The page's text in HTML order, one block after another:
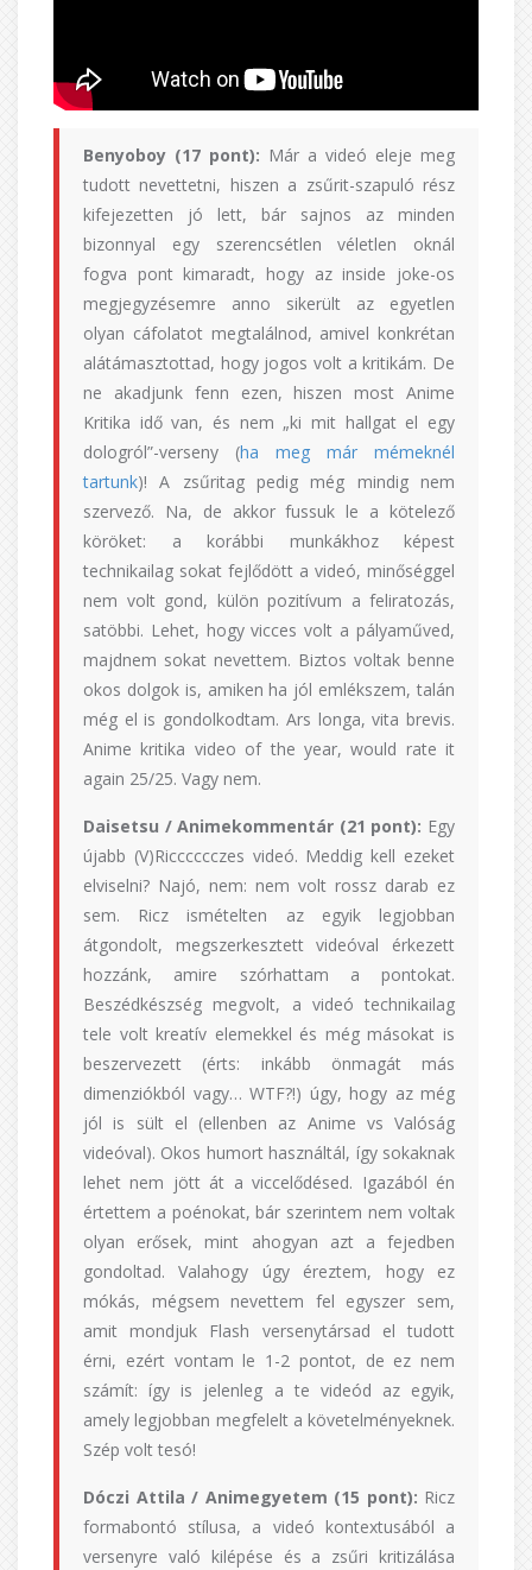
Benyoboy (17 pont): Már a videó eleje meg
tudott nevettetni, hiszen a zsűrit-szapuló rész
kifejezetten jó lett, bár sajnos az minden
bizonnyal egy szerencsétlen véletlen oknál
fogva pont kimaradt, hogy az inside joke-os
megjegyzésemre anno sikerült az egyetlen
olyan cáfolatot megtalálnod, amivel konkrétan
alátámasztottad, hogy jogos volt a kritikám. De
ne akadjunk fenn ezen, hiszen most Anime
Kritika idő van, és nem „ki mit hallgat el egy
dologról”-verseny (ha meg már mémeknél
tartunk)! A zsűritag pedig még mindig nem
szervező. Na, de akkor fussuk le a kötelező
köröket: a korábbi munkákhoz képest
technikailag sokat fejlődött a videó, minőséggel
nem volt gond, külön pozitívum a feliratozás,
satöbbi. Lehet, hogy vicces volt a pályaműved,
majdnem sokat nevettem. Biztos voltak benne
okos dolgok is, amiken ha jól emlékszem, talán
még el is gondolkodtam. Ars longa, vita brevis.
Anime kritika video of the year, would rate it
again 25/25. Vagy nem.
Daisetsu / Animekommentár (21 pont): Egy
újabb (V)Ricccccczes videó. Meddig kell ezeket
elviselni? Najó, nem: nem volt rossz darab ez
sem. Ricz ismételten az egyik legjobban
átgondolt, megszerkesztett videóval érkezett
hozzánk, amire szórhattam a pontokat.
Beszédkészség megvolt, a videó technikailag
tele volt kreatív elemekkel és még másokat is
beszervezett (érts: inkább önmagát más
dimenziókból vagy… WTF?!) úgy, hogy az még
jól is sült el (ellenben az Anime vs Valóság
videóval). Okos humort használtál, így sokaknak
lehet nem jött át a viccelődésed. Igazából én
értettem a poénokat, bár szerintem nem voltak
olyan erősek, mint ahogyan azt a fejedben
gondoltad. Valahogy úgy éreztem, hogy ez
mókás, mégsem nevettem fel egyszer sem,
amit mondjuk Flash versenytársad el tudott
érni, ezért vontam le 1-2 pontot, de ez nem
számít: így is jelenleg a te videód az egyik,
amely legjobban megfelelt a követelményeknek.
Szép volt tesó!
Dóczi Attila / Animegyetem (15 pont): Ricz
formabontó stílusa, a videó kontextusából a
versenyre való kilépése és a zsűri kritizálása